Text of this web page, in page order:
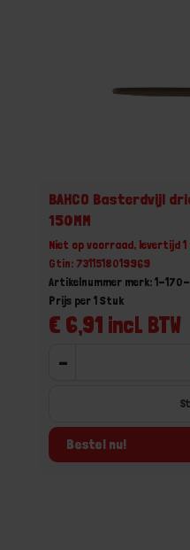
BAHCO Basterdvijl
150MM
Niet op voorraad, levertijd
Gtin: 7311518019969
Artikelnummer merk: 1-
€ 6,91 incl. BTW
Prijs per 1 Stuk
-
Bestel nu!